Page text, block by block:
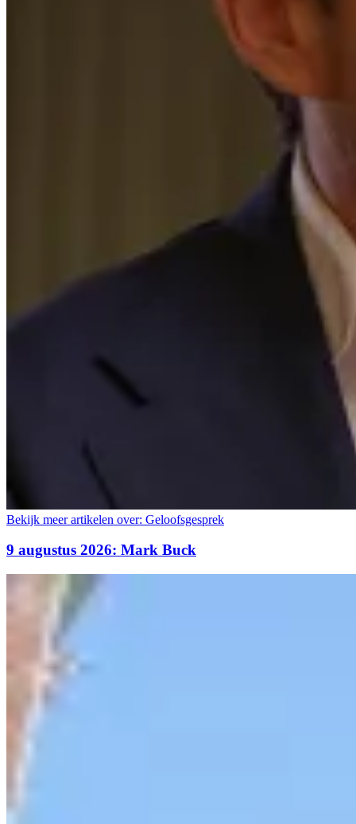
Bekijk meer artikelen over: Geloofsgesprek
9 augustus 2026: Mark Buck